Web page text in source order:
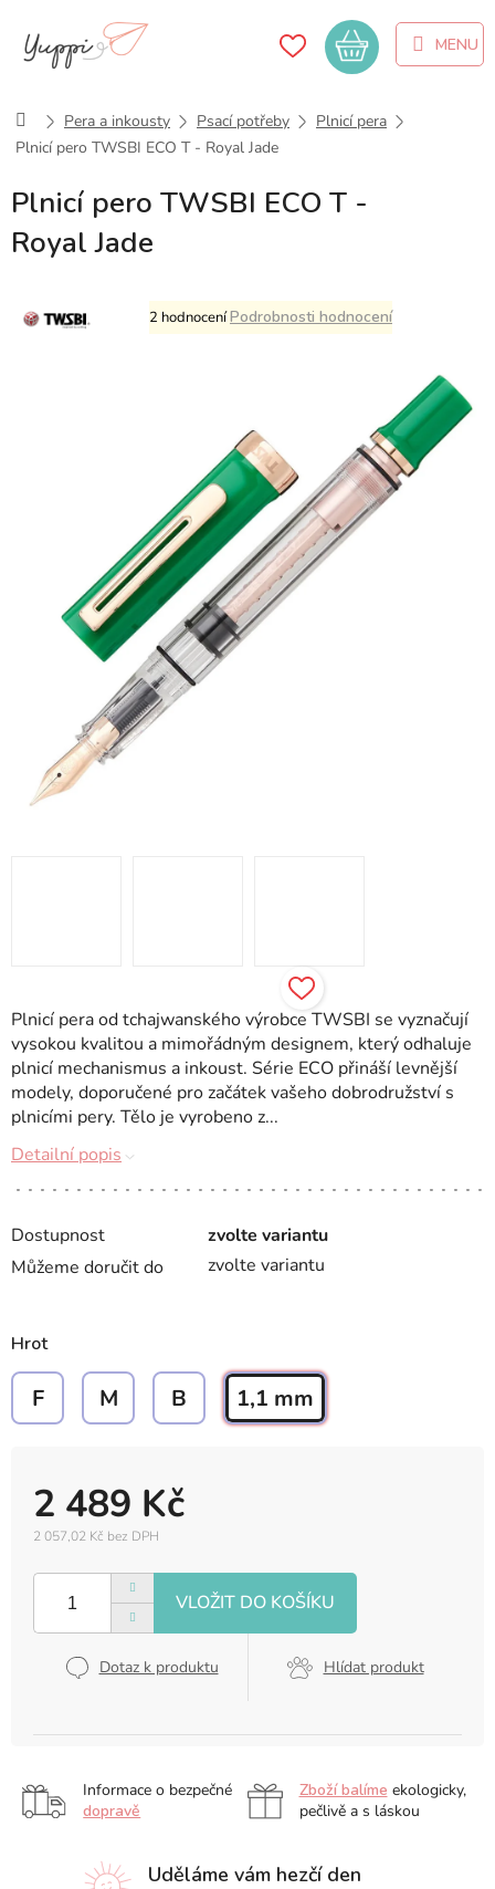
obsah
Nákupní
košík
DomůPera a inkousty Psací potřeby
Plnicí pera
Plnicí pero TWSBI ECO T - Royal Jade
Plnicí pero TWSBI ECO T -
Royal Jade
Průměrné
hodnocení
2 hodnoceníPodrobnosti hodnocení
Dostupnost
zvolte variantu
Můžeme doručit do
zvolte variantu
2 489 Kč
2 057,02 Kč bez DPH
cena:
Dotaz k produktu Hlídat produkt
Hrot
F M B 1,1 mm
Plnicí pera od tchajwanského výrobce TWSBI se vyznačují
vysokou kvalitou a mimořádným designem, který odhaluje
plnicí mechanismus a inkoust. Série ECO přináší levnější
modely, doporučené pro začátek vašeho dobrodružství s
plnicími pery. Tělo je vyrobeno z...
Detailní popis
Informace o bezpečné
dopravě
Zboží balíme ekologicky,
pečlivě a s láskou
Uděláme vám hezčí den